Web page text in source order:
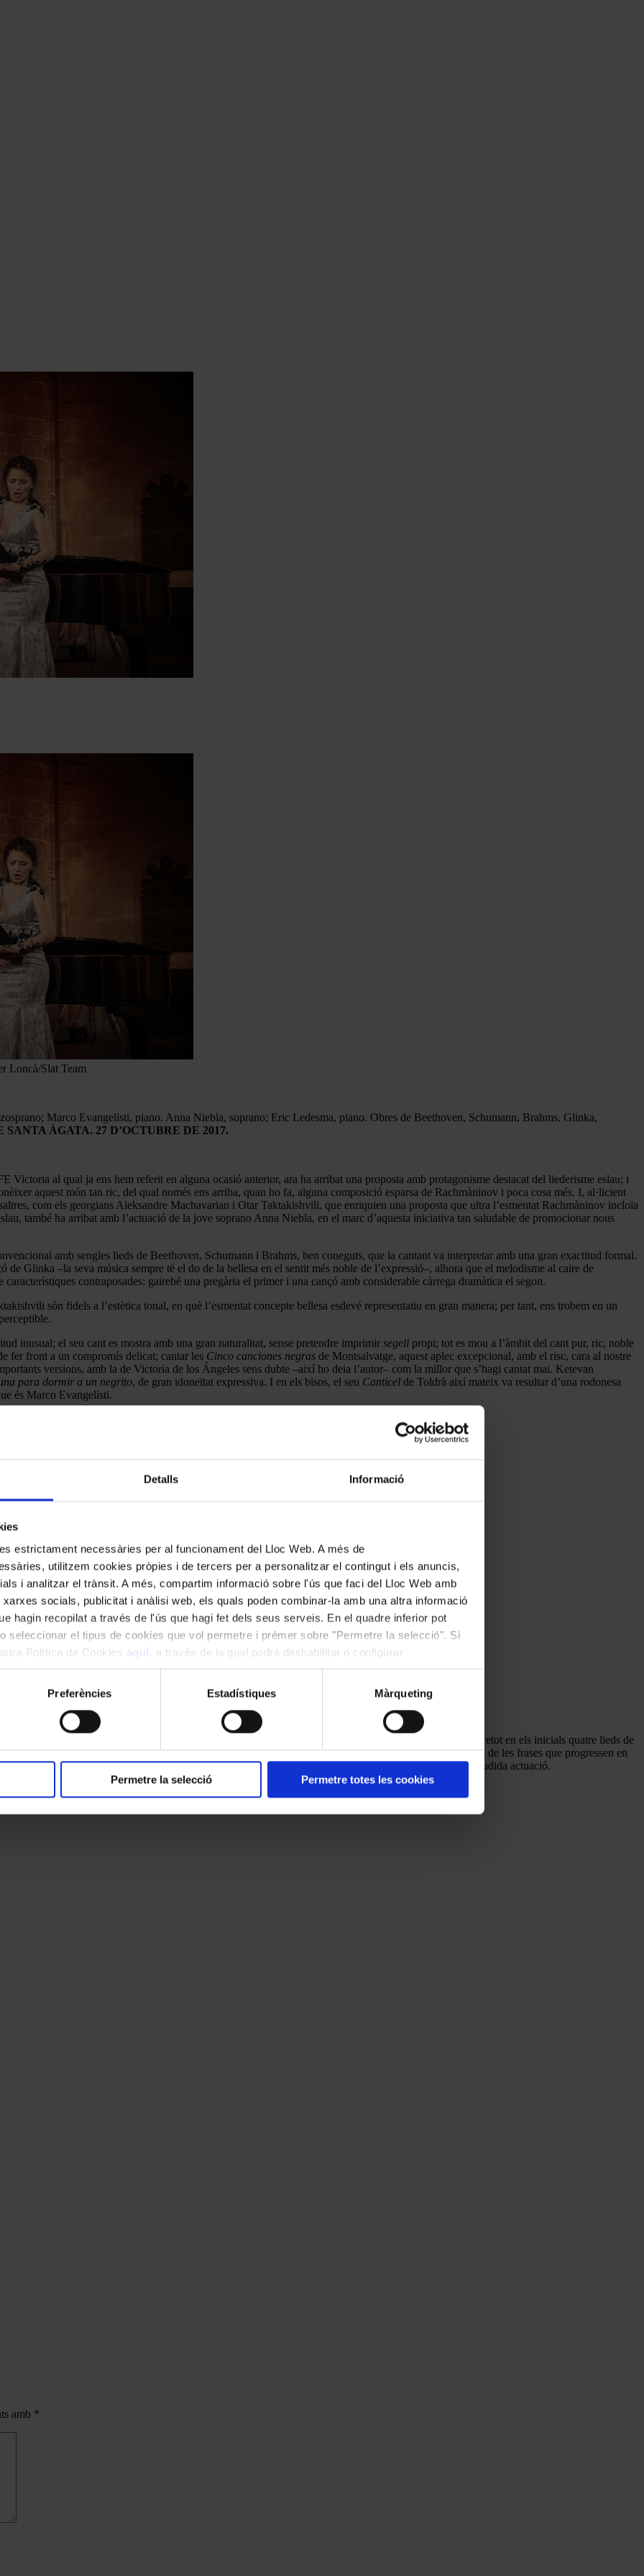
Detalls Informació
estrictament necessàries per al funcionament del Lloc Web. A més de
utilitzem cookies pròpies i de tercers per a personalitzar el contingut i els anuncis,
i analitzar el trànsit. A més, compartim informació sobre l'ús que faci del Lloc Web amb
socials, publicitat i anàlisi web, els quals poden combinar-la amb una altra informació
hagin recopilat a través de l'ús que hagi fet dels seus serveis. En el quadre inferior pot
seleccionar el tipus de cookies que vol permetre i prémer sobre "Permetre la selecció". Si
Política de Cookies aquí
, a través de la qual podrà deshabilitar o configurar
Preferències Estadístiques Màrqueting
Permetre la selecció Permetre totes les cookies
Loncà/Slat Team
Marco Evangelisti, piano. Anna Niebla, soprano; Eric Ledesma, piano. Obres de Beethoven, Schumann, Brahms, Glinka,
ÀGATA. 27 D’OCTUBRE DE 2017.
Victoria al qual ja ens hem referit en alguna ocasió anterior, ara ha arribat una proposta amb protagonisme destacat del liederisme eslau; i
aquest món tan ric, del qual només ens arriba, quan ho fa, alguna composició esparsa de Rachmàninov i poca cosa més. I, al·licient
com els georgians Aleksandre Machavarian i Otar Taktakishvili, que enriquien una proposta que ultra l’esmentat Rachmàninov incloïa
també ha arribat amb l’actuació de la jove soprano Anna Niebla, en el marc d’aquesta iniciativa tan saludable de promocionar nous
amb sengles lieds de Beethoven, Schumann i Brahms, ben coneguts, que la cantant va interpretar amb una gran exactitud formal.
de Glinka –la seva música sempre té el do de la bellesa en el sentit més noble de l’expressió–, alhora que el melodisme al caire de
contraposades: gairebé una pregària el primer i una cançó amb considerable càrrega dramàtica el segon.
són fidels a l’estètica tonal, en què l’esmentat concepte bellesa esdevé representatiu en gran manera; per tant, ens trobem en un
inusual; el seu cant es mostra amb una gran naturalitat, sense pretendre imprimir segell propi; tot es mou a l’àmbit del cant pur, ric, noble
fer front a un compromís delicat; cantar les Cinco canciones negras de Montsalvatge, aquest aplec excepcional, amb el risc, cara al nostre
versions, amb la de Victoria de los Ángeles sens dubte –així ho deia l’autor– com la millor que s’hagi cantat mai. Ketevan
para dormir a un negrito, de gran idoneïtat expressiva. I en els bisos, el seu Canticel de Toldrà així mateix va resultar d’una rodonesa
és Marco Evangelisti.
part. Disposa d’un instrument important, poderós, que no sempre va controlar. Ens va complaure sobretot en els inicials quatre lieds de
que va servir amb finor i elegància. Potser es va abandonar en la resta del repertori. Hi ha l’escull de les frases que progressen en
sense precipitar-se, cosa que no sempre va aconseguir en la seva, amb tot, merescuda i molt aplaudida actuació.
amb *